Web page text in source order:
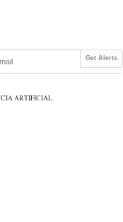
Get Alerts
ARTIFICIAL